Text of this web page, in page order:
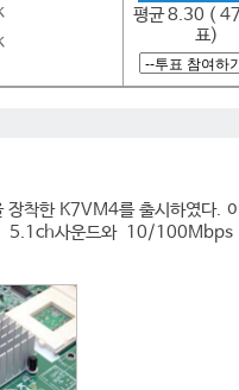
평균 8.30 (
표)
착한 K7VM4를 출시하였다.
5.1ch사운드와 10/100Mbps